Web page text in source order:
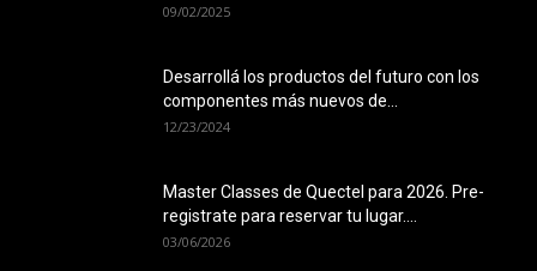
09/02/2025
Desarrollá los productos del futuro con los
componentes más nuevos de...
12/23/2024
Master Classes de Quectel para 2026. Pre-
registrate para reservar tu lugar....
03/06/2026